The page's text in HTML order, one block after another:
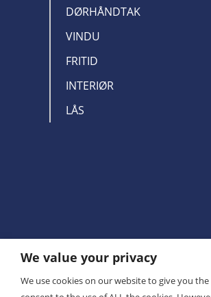
DØRHÅNDTAK
VINDU
FRITID
INTERIØR
LÅS
PRIVACY POLICY
We value your privacy
We use cookies on our website to give you